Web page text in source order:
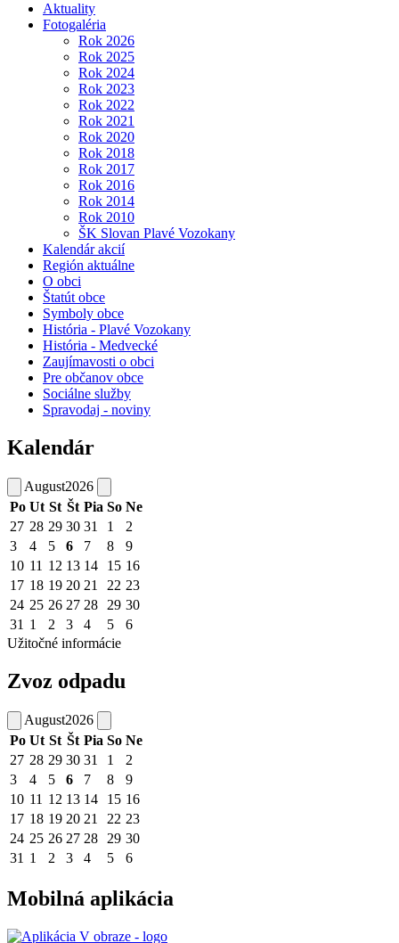
Aktuality
Fotogaléria
Rok 2026
Rok 2025
Rok 2024
Rok 2023
Rok 2022
Rok 2021
Rok 2020
Rok 2018
Rok 2017
Rok 2016
Rok 2014
Rok 2010
ŠK Slovan Plavé Vozokany
Kalendár akcií
Región aktuálne
O obci
Štatút obce
Symboly obce
História - Plavé Vozokany
História - Medvecké
Zaujímavosti o obci
Pre občanov obce
Sociálne služby
Spravodaj - noviny
Kalendár
August2026
Po Ut St Št Pia So Ne
27 28 29 30 31 1
2
3
4 5 6 7 8
9
10 11 12 13 14 15 16
17 18 19 20 21 22 23
24 25 26 27 28 29 30
31 1 2 3 4 5
6
Užitočné informácie
Zvoz odpadu
August2026
Po Ut St Št Pia So Ne
27 28 29 30 31 1
2
3
4 5 6 7 8
9
10 11 12 13 14 15 16
17 18 19 20 21 22 23
24 25 26 27 28 29 30
31 1 2 3 4 5 6
Mobilná aplikácia